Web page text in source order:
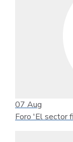
07 Aug
Foro 'El sector